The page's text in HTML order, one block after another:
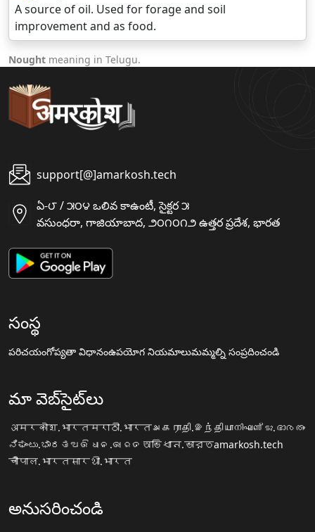
A source of oil. Used for forage and soil
improvement and as food.
Nought meaning in Telugu.
support[@]amarkosh.tech
ఏ-౮ / ౫౦౪ ఒలివ కాఉంటీ, సైక్టర ౫
వసుంధరా, గాజియాబాద, ౨౦౧౦౧౨ ఉత్తర ప్రదేశ, భారత
సంస్థ
పరిచయంగోప్యతా విధానంఉపయోగ నియమాలుమమ్మల్ని సంప్రదించండి
మా వెబ్‌సైట్‌లు
अमरकोश.भारतमराठी.भारतஅகராதி.இந்தியாനിഘണ്ടു.ഭാരതം
ನಿಘಂಟು.ಭಾರತ ଅଭିଧାନ.ଭାରତ অভিধান.ভারতamarkosh.tech
चौपाल.भारतसारथी.भारत
అనుసరించండి